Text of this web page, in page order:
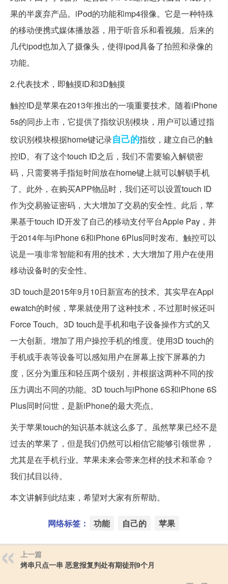
果的半废弃产品。iPod的功能和mp4很像。它是一种特殊
的移动便携式媒体播放器，用于听音乐和看视频。后来的
几代ipod也加入了摄像头，使得ipod具备了拍照和录像的
功能。
2.代表技术，即触摸ID和3D触摸
触控ID是苹果在2013年推出的一项重要技术。随着iPhone
5s的同步上市，它提供了指纹识别模块，用户可以通过指
纹识别模块根据home键记录自己的指纹，建立自己的触
控ID。有了这个touch ID之后，我们不需要输入解锁密
码，只需要将手指短时间放在home键上就可以解锁手机
了。此外，在购买APP物品时，我们还可以设置touch ID
作为交易验证密码，大大增加了交易的安全性。此后，苹
果基于touch ID开发了自己的移动支付平台Apple Pay，并
于2014年与iPhone 6和iPhone 6Plus同时发布。触控可以
说是一项非常智能和有用的技术，大大增加了用户在使用
移动设备时的安全性。
3D touch是2015年9月10日新宣布的技术。其实早在Appl
ewatch的时候，苹果就使用了这种技术，不过那时候还叫
Force Touch。3D touch是手机和电子设备操作方式的又
一大创新。增加了用户操控手机的维度。使用3D touch的
手机或手表等设备可以感知用户在屏幕上按下屏幕的力
度，区分为重压和轻压两个级别，并根据这两种不同的按
压力调出不同的功能。3D touch与iPhone 6S和iPhone 6S
Plus同时问世，是新iPhone的最大亮点。
关于苹果touch的知识基本就这么多了。虽然苹果已经不是
过去的苹果了，但是我们仍然可以相信它能够引领世界，
尤其是在手机行业。苹果未来会带来怎样的技术和革命？
我们拭目以待。
本文讲解到此结束，希望对大家有所帮助。
网络标签： 功能 自己的 苹果
上一篇
烤串只点一串 恶意报复判处有期徒刑9个月